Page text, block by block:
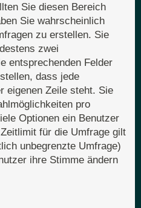
Sie diesen Bereich
Sie wahrscheinlich
zu erstellen. Sie
zwei
entsprechenden Felder
dass jede
eigenen Zeile steht. Sie
pro
Optionen ein Benutzer
für die Umfrage gilt
unbegrenzte Umfrage)
ihre Stimme ändern